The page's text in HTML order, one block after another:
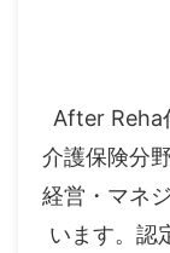
After Reha
介護保険分
経営・マネ
います。認